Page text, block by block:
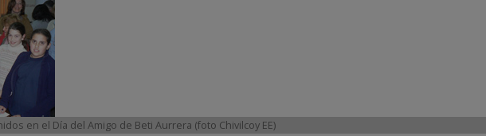
en el Día del Amigo de Beti Aurrera (foto Chivilcoy EE)